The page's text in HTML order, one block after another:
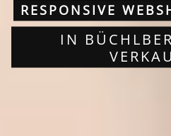
RESPONSIVE
IN